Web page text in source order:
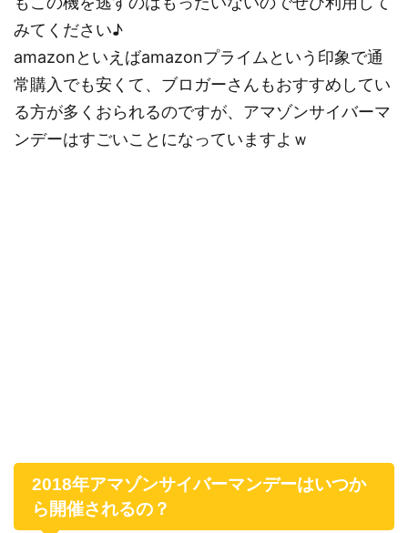
みてください♪
amazonといえばamazonプライムという印象で通
常購入でも安くて、ブロガーさんもおすすめしてい
る方が多くおられるのですが、アマゾンサイバーマ
ンデーはすごいことになっていますよｗ
2018年アマゾンサイバーマンデーはいつか
ら開催されるの？